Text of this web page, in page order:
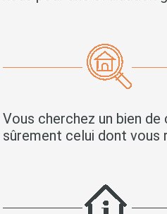
Vous cherchez un bien
sûrement celui dont vous